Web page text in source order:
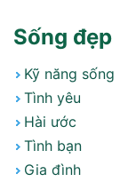
Sống đẹp
Kỹ năng sống
Tình yêu
Hài ước
Tình bạn
Gia đình